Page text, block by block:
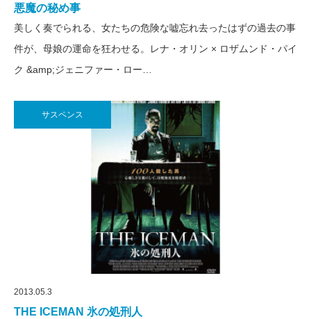
悪魔の秘め事
美しく奏でられる、女たちの危険な嘘忘れ去ったはずの過去の事
件が、母娘の運命を狂わせる。レナ・オリン × ロザムンド・パイ
ク &amp;ジェニファー・ロー…
サスペンス
2013.05.3
THE ICEMAN 氷の処刑人